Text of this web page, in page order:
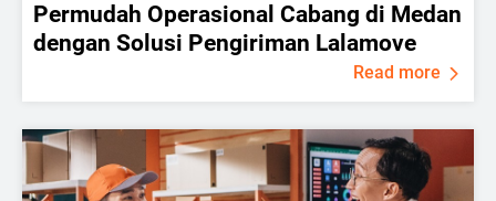
Permudah Operasional Cabang di Medan
dengan Solusi Pengiriman Lalamove
Read more